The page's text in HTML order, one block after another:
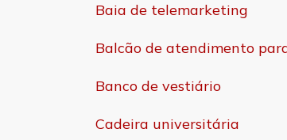
Baia de telemarketing
Balcão de atendimento
Banco de vestiário
Cadeira universitária